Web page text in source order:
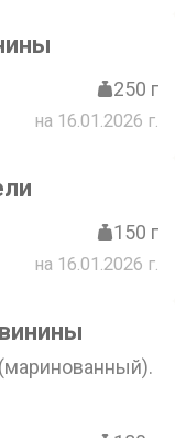
250 г
на 16.01.2026 г.
150 г
на 16.01.2026 г.